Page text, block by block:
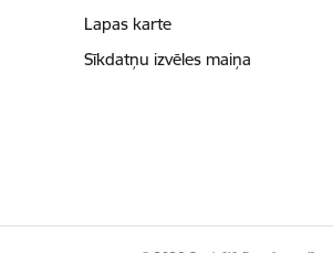
Lapas karte
Sīkdatņu izvēles maiņa